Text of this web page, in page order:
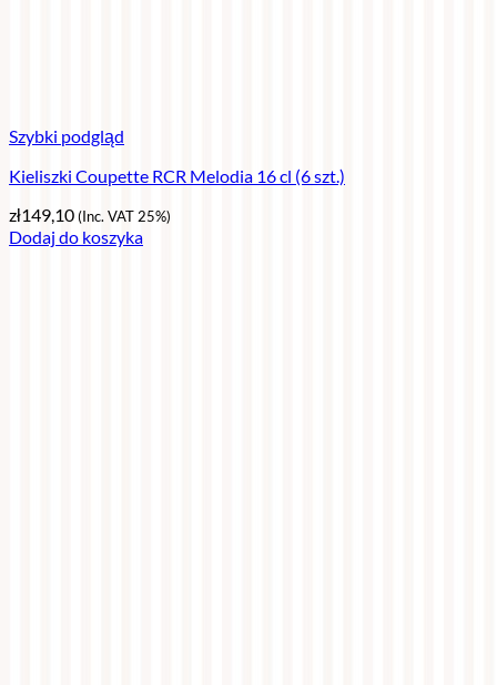
Szybki podgląd
Kieliszki Coupette RCR Melodia 16 cl (6 szt.)
zł149,10(Inc. VAT 25%)
Dodaj do koszyka